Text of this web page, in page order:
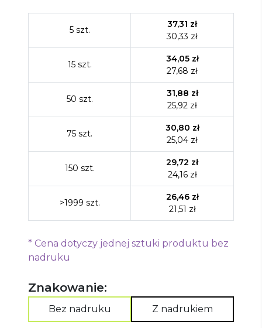
5 szt.
37,31 zł
30,33 zł
15 szt.
34,05 zł
27,68 zł
50 szt.
31,88 zł
25,92 zł
75 szt.
30,80 zł
25,04 zł
150 szt.
29,72 zł
24,16 zł
>1999 szt.
26,46 zł
21,51 zł
* Cena dotyczy jednej sztuki produktu bez
nadruku
Znakowanie:
Bez nadruku Z nadrukiem